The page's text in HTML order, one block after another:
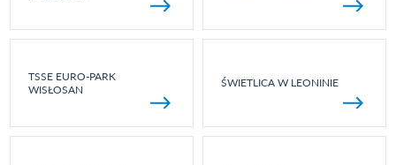
TSSE EURO-PARK
WISŁOSAN
ŚWIETLICA W LEONINIE